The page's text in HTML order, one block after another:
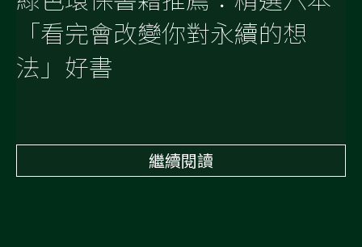
「看完會改變你對永續的想
法」好書
繼續閱讀